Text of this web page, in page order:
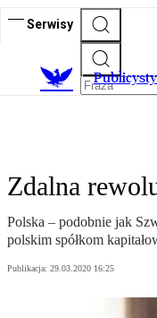
Serwisy
Zdalna
Polska – podobnie jak
polskim spółkom
Publikacja: 29.03.2020 16:25